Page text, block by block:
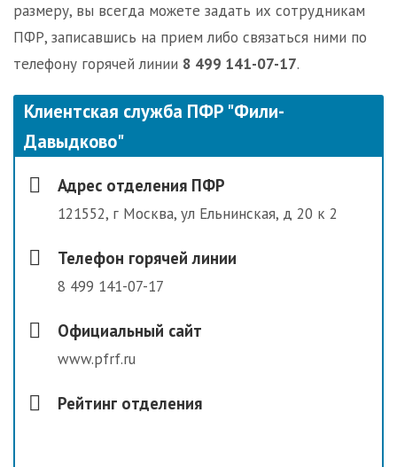
размеру, вы всегда можете задать их сотрудникам
ПФР, записавшись на прием либо связаться ними по
телефону горячей линии 8 499 141-07-17.
Клиентская служба ПФР "Фили-
Давыдково"
Адрес отделения ПФР
121552, г Москва, ул Ельнинская, д 20 к 2
Телефон горячей линии
8 499 141-07-17
Официальный сайт
www.pfrf.ru
Рейтинг отделения